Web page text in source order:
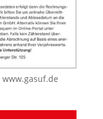
www.gasuf.de